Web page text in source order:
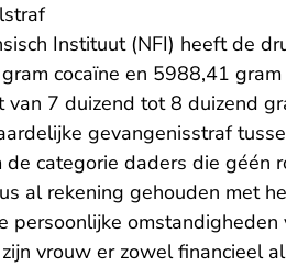
Instituut (NFI) heeft de
cocaïne en 5988,41
van 7 duizend tot 8 duizend
gevangenisstraf
categorie daders die géén
al rekening gehouden met
persoonlijke
vrouw er zowel financieel